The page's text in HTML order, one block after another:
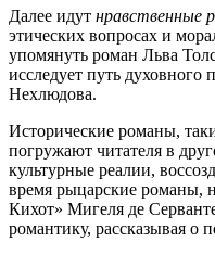
Далее идут нравственные
этических вопросах и
упомянуть роман Льва
исследует путь духовного
Нехлюдова.
Исторические романы,
погружают читателя в
культурные реалии,
время рыцарские романы,
Кихот» Мигеля де
романтику, рассказывая о